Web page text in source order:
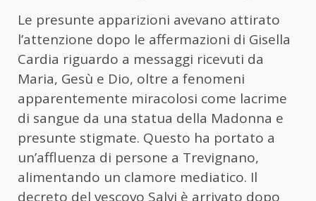
Le presunte apparizioni avevano attirato
l’attenzione dopo le affermazioni di Gisella
Cardia riguardo a messaggi ricevuti da
Maria, Gesù e Dio, oltre a fenomeni
apparentemente miracolosi come lacrime
di sangue da una statua della Madonna e
presunte stigmate. Questo ha portato a
un’affluenza di persone a Trevignano,
alimentando un clamore mediatico. Il
decreto del vescovo Salvi è arrivato dopo